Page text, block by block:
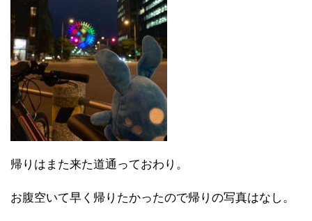
帰りはまた来た道通っておわり。
お腹空いて早く帰りたかったので帰りの写真はなし。